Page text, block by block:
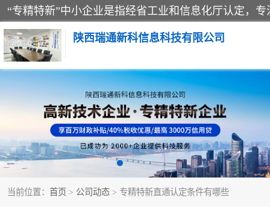
陕西瑞通新科信息科技有限公司
当前位置： 首页 > 公司动态 > 专精特新直通认定条件有哪些